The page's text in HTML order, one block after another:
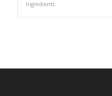
Ingredients